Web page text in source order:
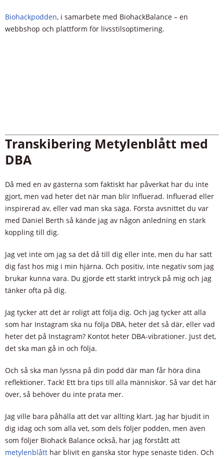
Biohackpodden, i samarbete med BiohackBalance – en
webbshop och plattform för livsstilsoptimering.
Transkibering Metylenblått med
DBA
Då med en av gästerna som faktiskt har påverkat har du inte
gjort, men vad heter det när man blir Influerad. Influerad eller
inspirerad av, eller vad man ska säga. Första avsnittet du var
med Daniel Berth så kände jag av någon anledning en stark
koppling till dig.
Jag vet inte om jag sa det då till dig eller inte, men du har satt
dig fast hos mig i min hjärna. Och positiv, inte negativ som jag
brukar kunna vara. Du gjorde ett starkt intryck på mig och jag
tänker ofta på dig.
Jag tycker att det är roligt att följa dig. Och jag tycker att alla
som har Instagram ska nu följa DBA, heter det så där, eller vad
heter det på Instagram? Kontot heter DBA-vibrationer. Just det,
det ska man gå in och följa.
Och så ska man lyssna på din podd där man får höra dina
reflektioner. Tack! Ett bra tips till alla människor. Så var det här
över, så behöver du inte prata mer.
Jag ville bara påhälla att det var allting klart. Jag har bjudit in
dig idag och som alla vet, som dels följer podden, men även
som följer Biohack Balance också, har jag förstått att
metylenblått har blivit en ganska stor hype senaste tiden. Och